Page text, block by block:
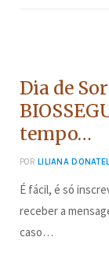
Dia de
tempo…
POR LILIANA
É fácil, é só
receber a
caso…